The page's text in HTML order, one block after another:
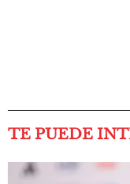
TE PUEDE